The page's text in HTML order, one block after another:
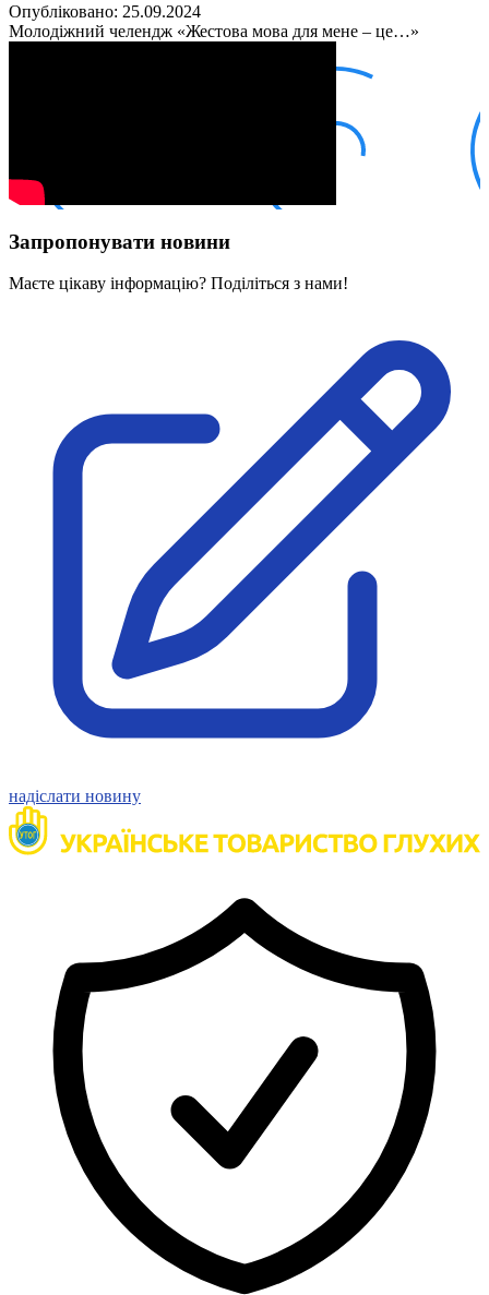
Кадрові зміни
Працевлаштування
Про глухих
Корисні інформаційні матеріали від Т. Ломакіної
Керівництво УТОГ
Всеукраїнська Рада ветеранів УТОГ
Всеукраїнська Рада перекладачів жестової
мови УТОГ
Всеукраїнська Рада директорів УТОГ
Всеукраїнська молодіжна Рада УТОГ
Молодіжні лідери УТОГ
Ветерани УТОГ
Мережа УТОГ
Підприємства УТОГ
Рекорди УТОГ
Видання УТОГ
Звіти
Посилання сторінок УТОГ
Контакти
Дошкільна освіта
Загальна освіта
Правознавство
Реєстр перекладачів жестової мови Українського
товариства глухих
Підготовка перекладачів
"Сервіс УТОГ"
Атестація
Безбар'єрність для глухих
Волинська область
Дніпропетровська область
Донецька область
Житомирська область
Закарпатська область
Івано-Франківська область
Київ
Київська область
Кіровоградська область
Опубліковано: 25.09.2024
Молодіжний челендж «Жестова мова для мене – це…»
Запропонувати новини
Маєте цікаву інформацію? Поділіться з нами!
надіслати новину